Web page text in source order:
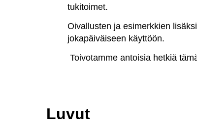
tukitoimet.
Oivallusten ja esimerkkien
jokapäiväiseen käyttöön.
Toivotamme antoisia hetkiä
Luvut